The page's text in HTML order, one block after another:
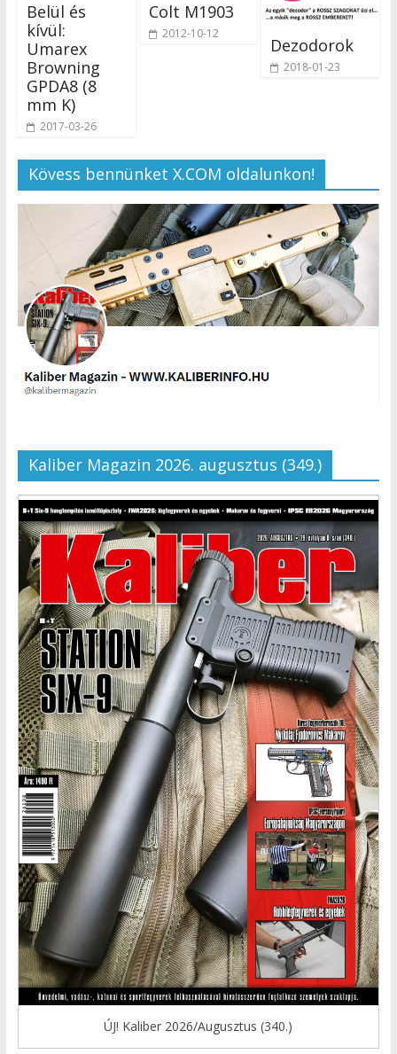
Belül és
kívül:
Umarex
Browning
GPDA8 (8
mm K)
2017-03-26
Colt M1903
2012-10-12
Dezodorok
2018-01-23
Kövess bennünket X.COM oldalunkon!
Kaliber Magazin 2026. augusztus (349.)
ÚJ! Kaliber 2026/Augusztus (340.)